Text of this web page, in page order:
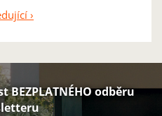
›
odběru